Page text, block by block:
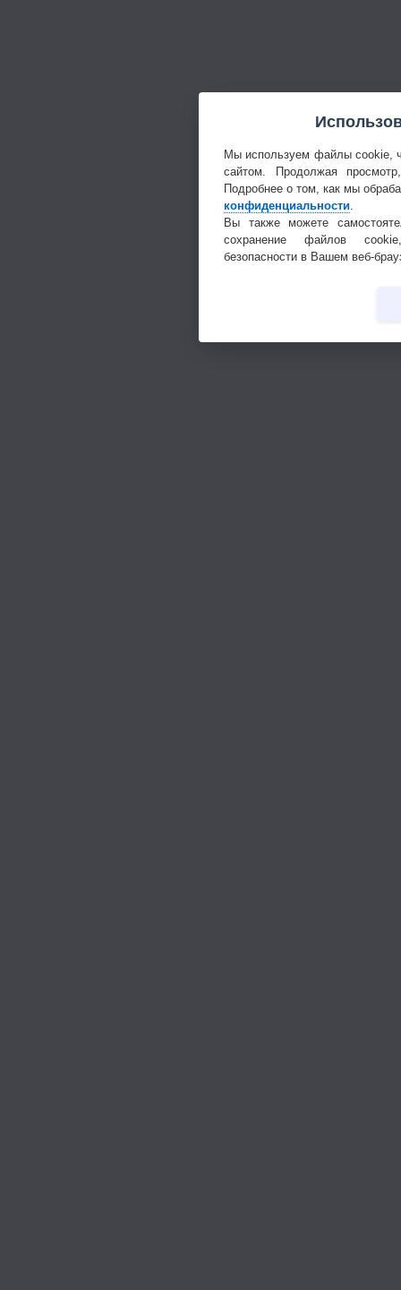
Мы используем файлы cookie,
сайтом. Продолжая
Подробнее о том, как мы
конфиденциальности.
Вы также можете
сохранение файлов
безопасности в Вашем веб-